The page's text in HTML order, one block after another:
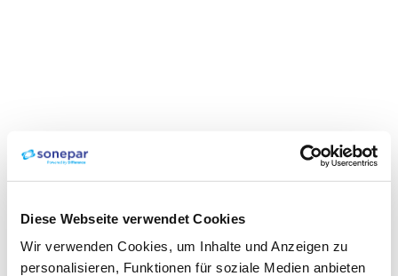
Diese Webseite verwendet Cookies
Wir verwenden Cookies, um Inhalte und Anzeigen zu
personalisieren, Funktionen für soziale Medien anbieten